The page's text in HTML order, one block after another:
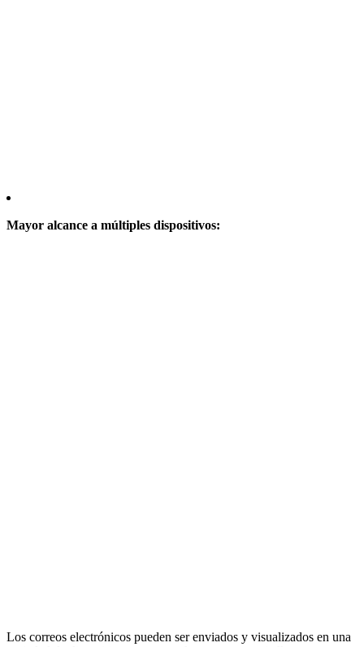
Mayor alcance a múltiples dispositivos:
Los correos electrónicos pueden ser enviados y visualizados en una